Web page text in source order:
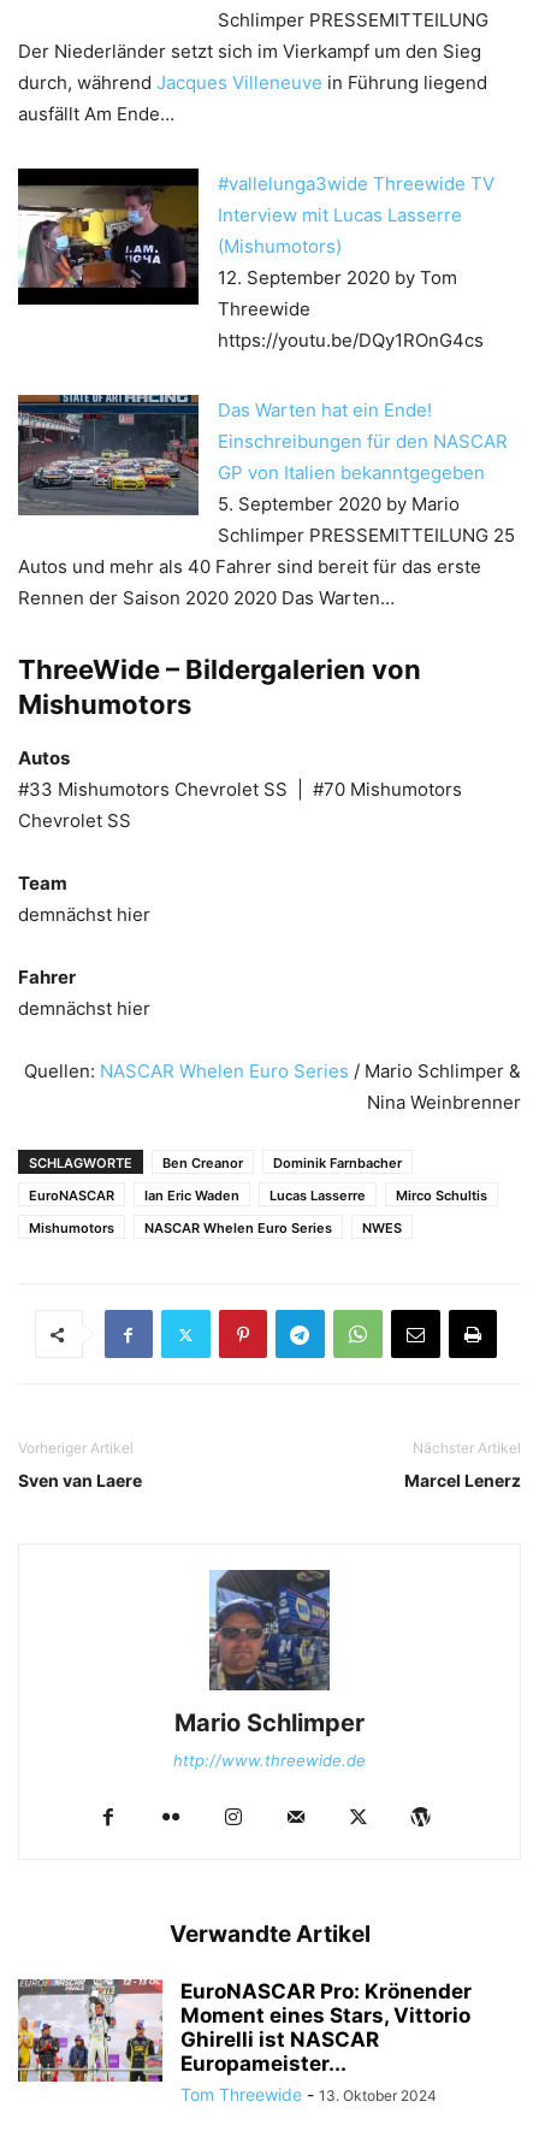
Schlimper PRESSEMITTEILUNG
Der Niederländer setzt sich im Vierkampf um den Sieg
durch, während Jacques Villeneuve in Führung liegend
ausfällt Am Ende…
#vallelunga3wide Threewide TV
Interview mit Lucas Lasserre
(Mishumotors)
12. September 2020 by Tom
Threewide
https://youtu.be/DQy1ROnG4cs
Das Warten hat ein Ende!
Einschreibungen für den NASCAR
GP von Italien bekanntgegeben
5. September 2020 by Mario
Schlimper PRESSEMITTEILUNG 25
Autos und mehr als 40 Fahrer sind bereit für das erste
Rennen der Saison 2020 2020 Das Warten…
ThreeWide – Bildergalerien von
Mishumotors
Autos
#33 Mishumotors Chevrolet SS | #70 Mishumotors
Chevrolet SS
Team
demnächst hier
Fahrer
demnächst hier
Quellen: NASCAR Whelen Euro Series / Mario Schlimper &
Nina Weinbrenner
SCHLAGWORTE Ben Creanor
Dominik Farnbacher
EuroNASCAR
Ian Eric Waden Lucas Lasserre
Mirco Schultis
Mishumotors
NASCAR Whelen Euro Series NWES
Vorheriger Artikel
Sven van Laere
Nächster Artikel
Marcel Lenerz
Mario Schlimper
http://www.threewide.de
Verwandte Artikel
EuroNASCAR Pro: Krönender
Moment eines Stars, Vittorio
Ghirelli ist NASCAR
Europameister...
Tom Threewide - 13. Oktober 2024